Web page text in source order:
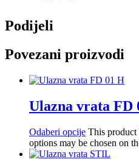
Podijeli
Povezani proizvodi
Ulazna vrata FD
Odaberi opcije This product
options may be chosen on